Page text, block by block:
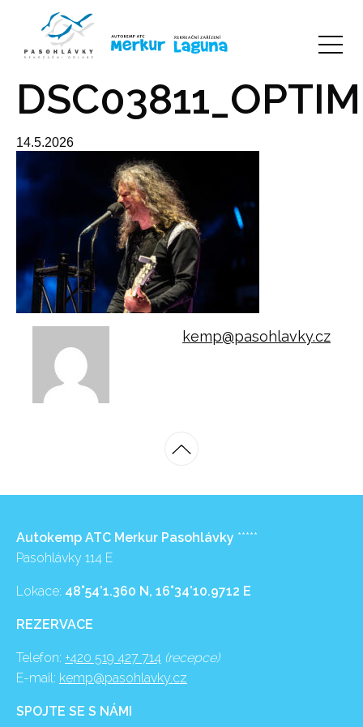
14.5.2026
kemp@pasohlavky.cz
Autokemp ATC Merkur Pasohlávky *****
Pasohlávky 114 E
Lokace: 48°54’1.360 N, 16°34’10.9712 E
REZERVACE
Telefon: +420 519 427 714 (recepce)
E-mail: kemp@pasohlavky.cz
SPOJTE SE S NÁMI